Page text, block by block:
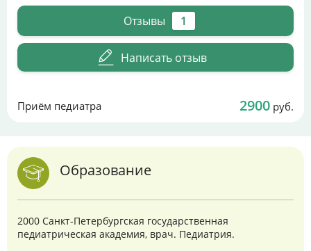
Отзывы 1
Написать отзыв
Приём педиатра 2900 руб.
Образование
2000 Санкт-Петербургская государственная
педиатрическая академия, врач. Педиатрия.